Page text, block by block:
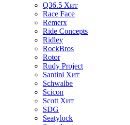
Q36.5 Хит
Race Face
Remerx
Ride Concepts
Ridley
RockBros
Rotor
Rudy Project
Santini Хит
Schwalbe
Scicon
Scott Хит
SDG
Seatylock